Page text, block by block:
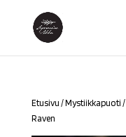
Etusivu /Mystiikkapuoti /
Raven